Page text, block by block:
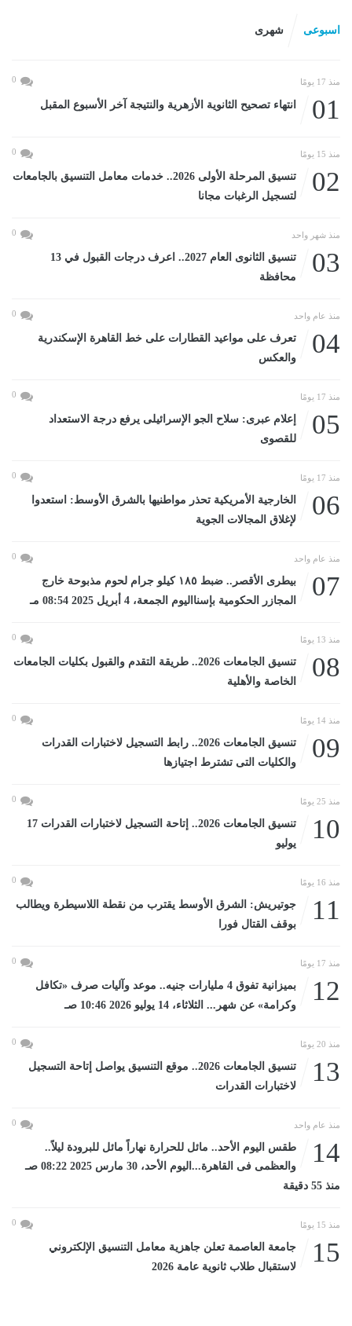
اسبوعى شهرى
منذ 17 يومًا 0
01 انتهاء تصحيح الثانوية الأزهرية والنتيجة آخر الأسبوع المقبل
منذ 15 يومًا 0
02
تنسيق المرحلة الأولى 2026.. خدمات معامل التنسيق بالجامعات
لتسجيل الرغبات مجانا
منذ شهر واحد 0
03
تنسيق الثانوى العام 2027.. اعرف درجات القبول في 13
محافظة
منذ عام واحد 0
04
تعرف على مواعيد القطارات على خط القاهرة الإسكندرية
والعكس
منذ 17 يومًا 0
05
إعلام عبرى: سلاح الجو الإسرائيلى يرفع درجة الاستعداد
للقصوى
منذ 17 يومًا 0
06
الخارجية الأمريكية تحذر مواطنيها بالشرق الأوسط: استعدوا
لإغلاق المجالات الجوية
منذ عام واحد 0
07
بيطرى الأقصر.. ضبط ١٨٥ كيلو جرام لحوم مذبوحة خارج
المجازر الحكومية بإسنااليوم الجمعة، 4 أبريل 2025 08:54 مـ
منذ 13 يومًا 0
08
تنسيق الجامعات 2026.. طريقة التقدم والقبول بكليات الجامعات
الخاصة والأهلية
منذ 14 يومًا 0
09
تنسيق الجامعات 2026.. رابط التسجيل لاختبارات القدرات
والكليات التى تشترط اجتيازها
منذ 25 يومًا 0
10
تنسيق الجامعات 2026.. إتاحة التسجيل لاختبارات القدرات 17
يوليو
منذ 16 يومًا 0
11
جوتيريش: الشرق الأوسط يقترب من نقطة اللاسيطرة ويطالب
بوقف القتال فورا
منذ 17 يومًا 0
12
بميزانية تفوق 4 مليارات جنيه.. موعد وآليات صرف «تكافل
وكرامة» عن شهر... الثلاثاء، 14 يوليو 2026 10:46 صـ
منذ 20 يومًا 0
13
تنسيق الجامعات 2026.. موقع التنسيق يواصل إتاحة التسجيل
لاختبارات القدرات
منذ عام واحد 0
14
طقس اليوم الأحد.. مائل للحرارة نهاراً مائل للبرودة ليلاً..
والعظمى فى القاهرة...اليوم الأحد، 30 مارس 2025 08:22 صـ
منذ 55 دقيقة
منذ 15 يومًا 0
15
جامعة العاصمة تعلن جاهزية معامل التنسيق الإلكتروني
لاستقبال طلاب ثانوية عامة 2026